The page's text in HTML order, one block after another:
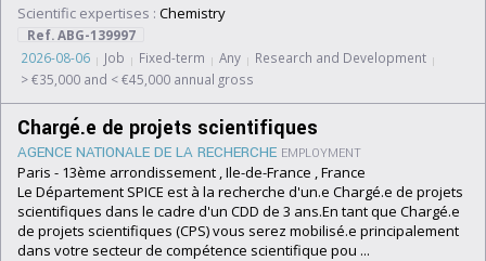
Scientific expertises : Chemistry
Ref. ABG-139997
2026-08-06
Job Fixed-term Any
Research and Development
> €35,000 and < €45,000 annual gross
Chargé.e de projets scientifiques
AGENCE NATIONALE DE LA RECHERCHE EMPLOYMENT
Paris - 13ème arrondissement , Ile-de-France , France
Le Département SPICE est à la recherche d'un.e Chargé.e de projets
scientifiques dans le cadre d'un CDD de 3 ans.En tant que Chargé.e
de projets scientifiques (CPS) vous serez mobilisé.e principalement
dans votre secteur de compétence scientifique pou ...